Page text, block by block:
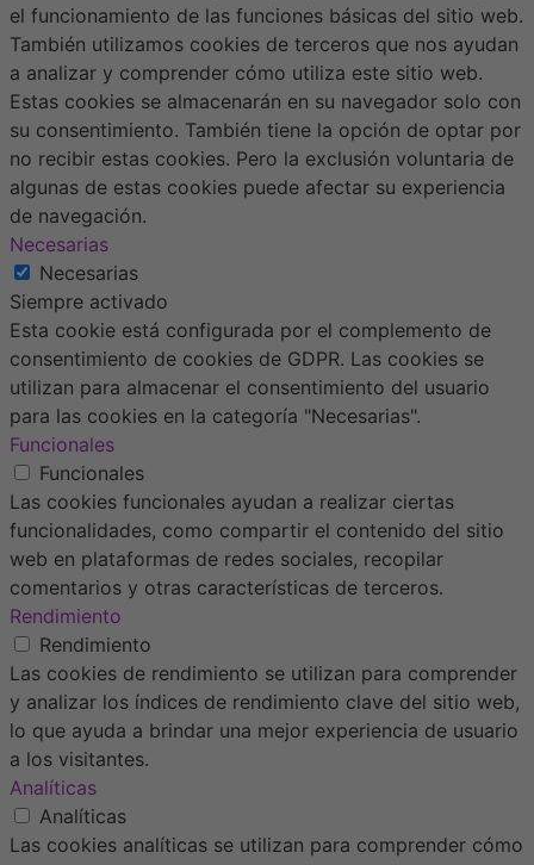
el funcionamiento de las funciones básicas del sitio web.
También utilizamos cookies de terceros que nos ayudan
a analizar y comprender cómo utiliza este sitio web.
Estas cookies se almacenarán en su navegador solo con
su consentimiento. También tiene la opción de optar por
no recibir estas cookies. Pero la exclusión voluntaria de
algunas de estas cookies puede afectar su experiencia
de navegación.
Necesarias
Necesarias
Siempre activado
Esta cookie está configurada por el complemento de
consentimiento de cookies de GDPR. Las cookies se
utilizan para almacenar el consentimiento del usuario
para las cookies en la categoría "Necesarias".
Funcionales
Funcionales
Las cookies funcionales ayudan a realizar ciertas
funcionalidades, como compartir el contenido del sitio
web en plataformas de redes sociales, recopilar
comentarios y otras características de terceros.
Rendimiento
Rendimiento
Las cookies de rendimiento se utilizan para comprender
y analizar los índices de rendimiento clave del sitio web,
lo que ayuda a brindar una mejor experiencia de usuario
a los visitantes.
Analíticas
Analíticas
Las cookies analíticas se utilizan para comprender cómo